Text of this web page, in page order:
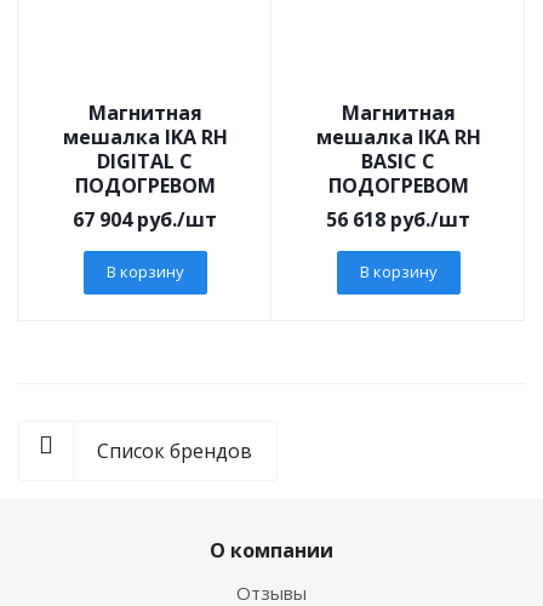
Магнитная
мешалка IKA RH
DIGITAL С
ПОДОГРЕВОМ
67 904руб./шт
В корзину
Магнитная
мешалка IKA RH
BASIC С
ПОДОГРЕВОМ
56 618 руб./шт
В корзину
Список брендов
О компании
Отзывы